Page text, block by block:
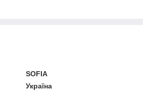
SOFIA
Україна